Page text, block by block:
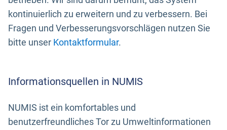
kontinuierlich zu erweitern und zu verbessern. Bei
Fragen und Verbesserungsvorschlägen nutzen Sie
bitte unser Kontaktformular.
Informationsquellen in NUMIS
NUMIS ist ein komfortables und
benutzerfreundliches Tor zu Umweltinformationen